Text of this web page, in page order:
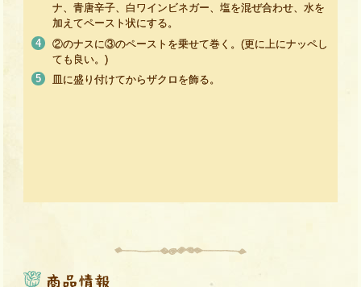
ナ、青唐辛子、白ワインビネガー、塩を混ぜ合わせ、水を
加えてペースト状にする。
②のナスに③のペーストを乗せて巻く。(更に上にナッペし
ても良い。)
皿に盛り付けてからザクロを飾る。